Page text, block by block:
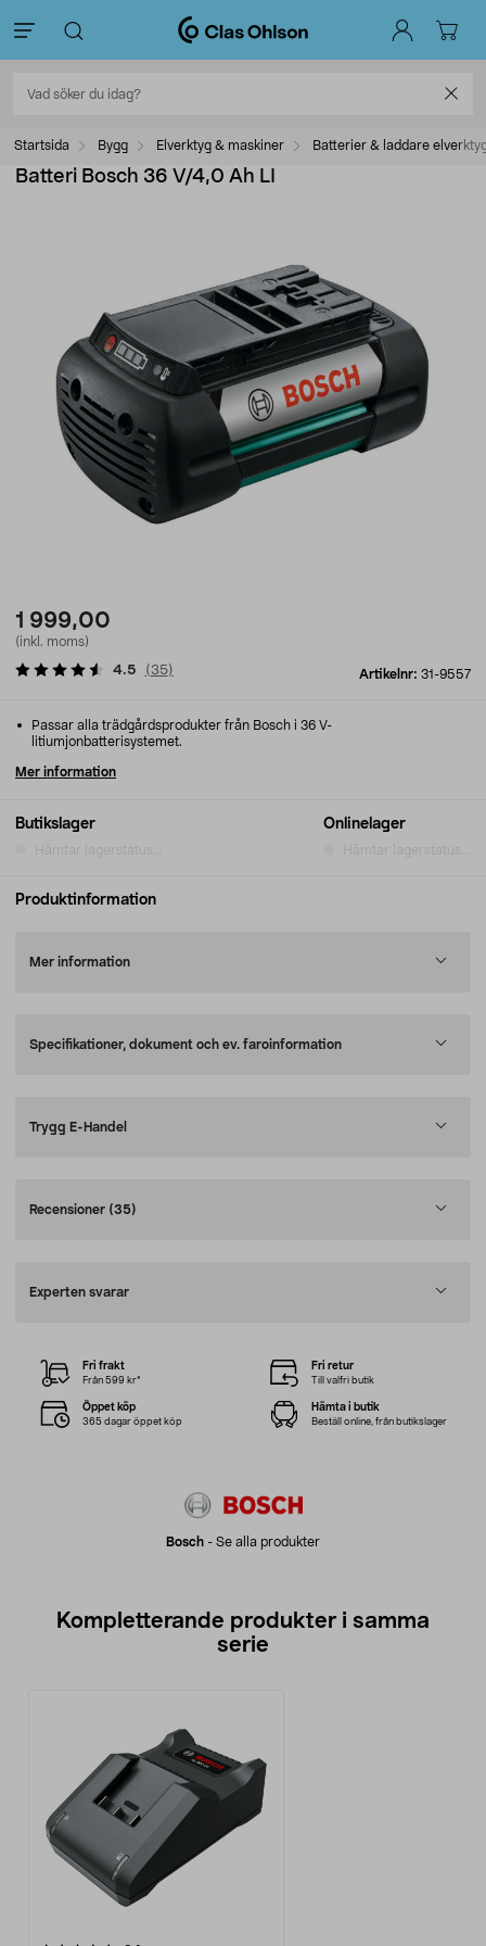
Startsida Bygg Elverktyg & maskiner Batterier & laddare
Batteri Bosch 36 V/4,0 Ah LI
1 999,00
(inkl. moms)
Artikelnr: 31-9557
4.5 (35)
Butikslager Onlinelager
Passar alla trädgårdsprodukter från Bosch i 36 V-
litiumjonbatterisystemet.
Mer information
Produktinformation
Mer information
Specifikationer, dokument och ev. faroinformation
Trygg E-Handel
Recensioner (35)
Experten svarar
Bosch - Se alla produkter
Fri frakt
Från 599 kr*
Fri retur
Till valfri butik
Öppet köp
365 dagar öppet köp
Hämta i butik
Beställ online, från butikslager
Kompletterande produkter i samma
serie